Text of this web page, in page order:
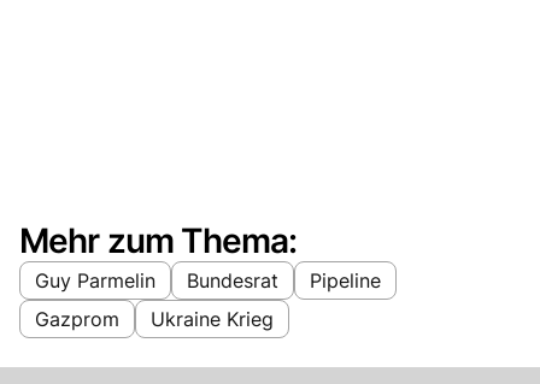
Mehr zum Thema:
Guy Parmelin Bundesrat
Pipeline
Gazprom
Ukraine Krieg